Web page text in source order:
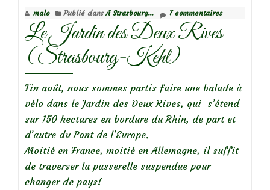
malo Publié dansA Strasbourg... 7 commentaires
Le Jardin des Deux Rives
(Strasbourg-Kehl)
Fin août, nous sommes partis faire une balade à
vélo dans le Jardin des Deux Rives, qui s’étend
sur 150 hectares en bordure du Rhin, de part et
d’autre du Pont de l’Europe.
Moitié en France, moitié en Allemagne, il suffit
de traverser la passerelle suspendue pour
changer de pays!